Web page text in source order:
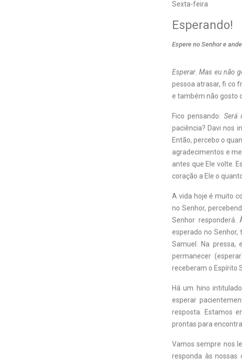
Sexta-feira
Esperando!
Espere no Senhor e
Esperar .Mas eu não
pessoa atrasar, fi co
e também não gosto
Fico pensando: Será
paciência? Davi nos
Então, percebo o
agradecimentos e
antes que Ele volte.
coração a Ele o
A vida hoje é muito
no Senhor,
Senhor
esperado no
Samuel. Na pressa,
permanecer
receberam o Espírito
Há um hino
esperar
resposta. Estamos
prontas para
Vamos sempre nos
responda às nossas